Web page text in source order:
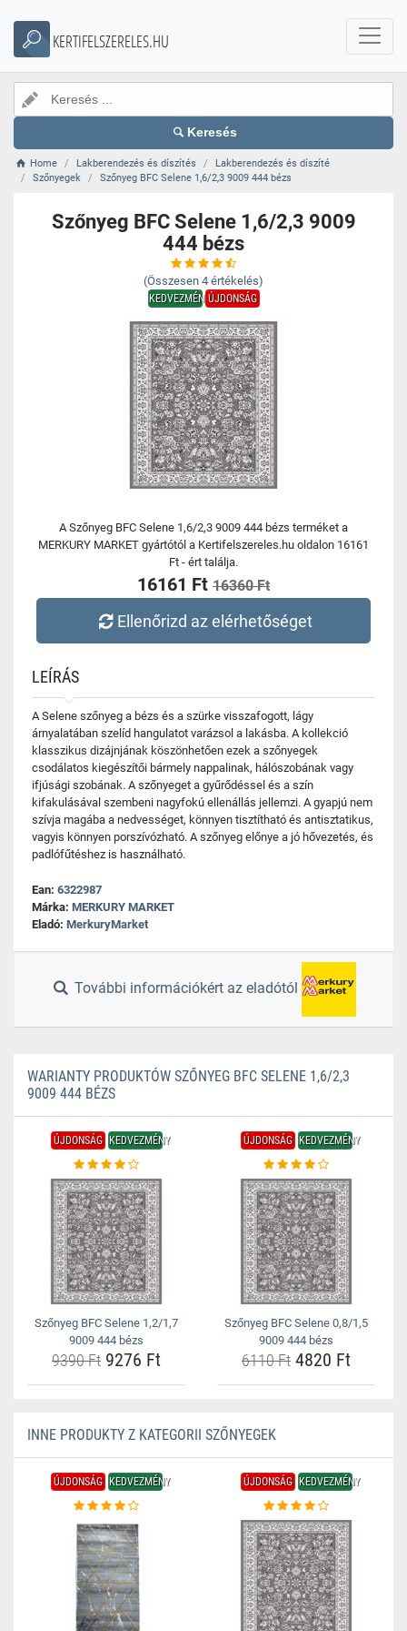
KERTIFELSZERELES.HU
Keresés
Home Lakberendezés és díszítés
Lakberendezés és díszíté
Szőnyegek
Szőnyeg BFC Selene 1,6/2,3 9009 444 bézs
Szőnyeg BFC Selene 1,6/2,3 9009
444 bézs
(Összesen 4 értékelés)
KEDVEZMÉNYÚJDONSÁG
A Szőnyeg BFC Selene 1,6/2,3 9009 444 bézs terméket a
MERKURY MARKET gyártótól a Kertifelszereles.hu oldalon 16161
Ft - ért találja.
16161 Ft 16360 Ft
Ellenőrizd az elérhetőséget
LEÍRÁS
A Selene szőnyeg a bézs és a szürke visszafogott, lágy
árnyalatában szelíd hangulatot varázsol a lakásba. A kollekció
klasszikus dizájnjának köszönhetően ezek a szőnyegek
csodálatos kiegészítői bármely nappalinak, hálószobának vagy
ifjúsági szobának. A szőnyeget a gyűrődéssel és a szín
kifakulásával szembeni nagyfokú ellenállás jellemzi. A gyapjú nem
szívja magába a nedvességet, könnyen tisztítható és antisztatikus,
vagyis könnyen porszívózható. A szőnyeg előnye a jó hővezetés, és
padlófűtéshez is használható.
Ean: 6322987
Márka: MERKURY MARKET
Eladó: MerkuryMarket
További információkért az eladótól
WARIANTY PRODUKTÓW SZŐNYEG BFC SELENE 1,6/2,3
9009 444 BÉZS
ÚJDONSÁG KEDVEZMÉNY
Szőnyeg BFC Selene 1,2/1,7
9009 444 bézs
9390 Ft 9276 Ft
ÚJDONSÁG KEDVEZMÉNY
Szőnyeg BFC Selene 0,8/1,5
9009 444 bézs
6110 Ft 4820 Ft
INNE PRODUKTY Z KATEGORII SZŐNYEGEK
ÚJDONSÁG KEDVEZMÉNY ÚJDONSÁG KEDVEZMÉNY